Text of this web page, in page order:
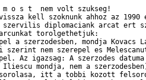
szervilis diplomaciank arcat ert
arcunkat torolgethetjuk:
nem szerepel es
Az igazsag: A szerzodes datuma
mondja, nem a
itt a tobbi kozott